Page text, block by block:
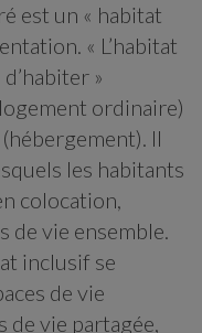
est un « habitat
« L’habitat
»
ordinaire)
Il
les habitants
colocation,
de vie ensemble.
inclusif se
de vie
de vie partagée,